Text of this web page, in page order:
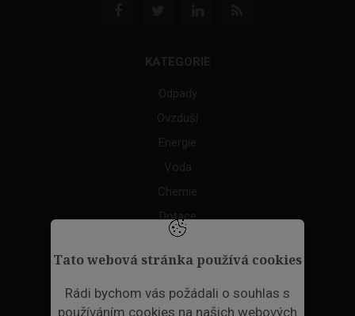
Tato webová stránka používá cookies
Rádi bychom vás požádali o souhlas s
používáním cookies na našich webových
KATEGORIE
Odpady
Ovzduší
Energie
Voda
Chemie
Dotace
Akce
ODPADNÍ PLASTY